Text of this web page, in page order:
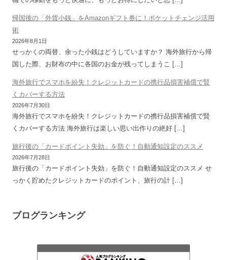
帰国後の「外貨小銭」をAmazonギフト券に！ポケットチェンジ活用
術
2026年8月1日
せっかくの両替、余った小銭はどうしていますか？ 海外旅行から帰
国した際、お財布の中に各国のお金が残ってしまうこ […]
海外旅行でスマホを紛失！クレジットカードの携行品損害補償で賢
くカバーする方法
2026年7月30日
海外旅行でスマホを紛失！クレジットカードの携行品損害補償で賢
くカバーする方法 海外旅行は楽しい思い出作りの絶好 […]
旅行後の「カードポイント失効」を防ぐ！自動通知設定のススメ
2026年7月28日
旅行後の「カードポイント失効」を防ぐ！自動通知設定のススメ せ
っかく貯めたクレジットカードのポイント、旅行の計 […]
ブログランキング
27位 家族で旅するサラリーマン